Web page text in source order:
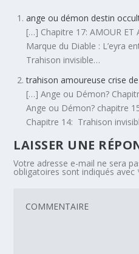
ange ou démon destin
[…] Chapitre 17: AMOUR ET
Marque du Diable : L’eyra
Trahison invisible…
trahison amoureuse crise
[…] Ange ou Démon?
Ange ou Démon? chapitre
Chapitre 14: Trahison
LAISSER UNE
Votre adresse e-mail ne sera
obligatoires sont indiqués avec